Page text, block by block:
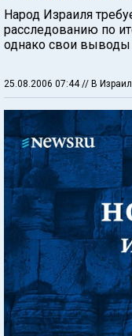
Народ Израиля
расследованию по
однако свои выводы
25.08.2006 07:44 // В